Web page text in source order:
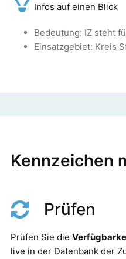
Infos auf einen Blick
Bedeutung: IZ steht
Einsatzgebiet: Kreis
Kennzeichen
Prüfen
Prüfen Sie die
live in der Datenbank der